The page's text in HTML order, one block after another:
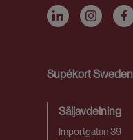
Supékort
Säljavdelning
Importgatan 39